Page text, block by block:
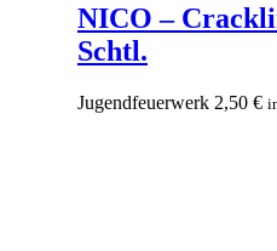
NICO –
Schtl.
Jugendfeuerwerk 2,50 €